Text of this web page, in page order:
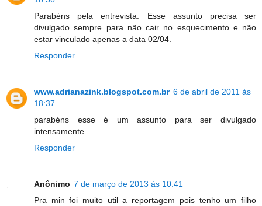
Parabéns pela entrevista. Esse assunto precisa ser
divulgado sempre para não cair no esquecimento e não
estar vinculado apenas a data 02/04.
Responder
www.adrianazink.blogspot.com.br 6 de abril de 2011 às
18:37
parabéns esse é um assunto para ser divulgado
intensamente.
Responder
Anônimo 7 de março de 2013 às 10:41
Pra min foi muito util a reportagem pois tenho um filho